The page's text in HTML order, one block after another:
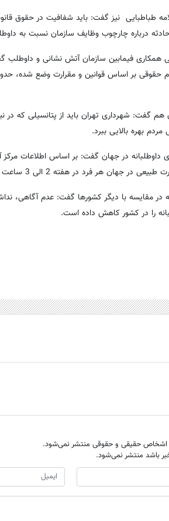
طباطبایی نیز گفت: باید شفافیت در حقوق
درباره چارچوب وظایف سازمان نسبت به
همکاری فیمابین سازمان آتش نشانی و
حقوقی بر اساس قوانین و مقرارت وضع شده،
هم گفت: شهرداری تهران باید از پتانسیلی که
بهره بالایی ببرد.
در هفته 2 الی 3 ساعت فعالیت داوطلبانه دارد.
در مقایسه با دیگر کشورها گفت: عدم آگاهی،
را در کشور کاهش داده است.
اشخاص حقیقی و حقوقی منتشر نمی‌شود.
خبر باشد منتشر نمی‌شود.